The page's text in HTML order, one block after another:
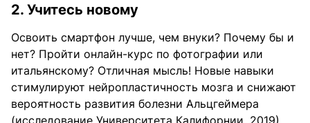
2. Учитесь новому
Освоить смартфон лучше, чем внуки? Почему бы и
нет? Пройти онлайн-курс по фотографии или
итальянскому? Отличная мысль! Новые навыки
стимулируют нейропластичность мозга и снижают
вероятность развития болезни Альцгеймера
(исследование Университета Калифорнии, 2019).